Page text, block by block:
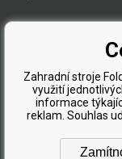
Přední
Zdvih sečení
Elektro
Žací ústrojí
Blog
Zahradní stroje
využití
informace
reklam. Souhlas